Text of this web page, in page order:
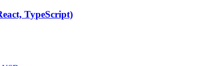
TypeScript)